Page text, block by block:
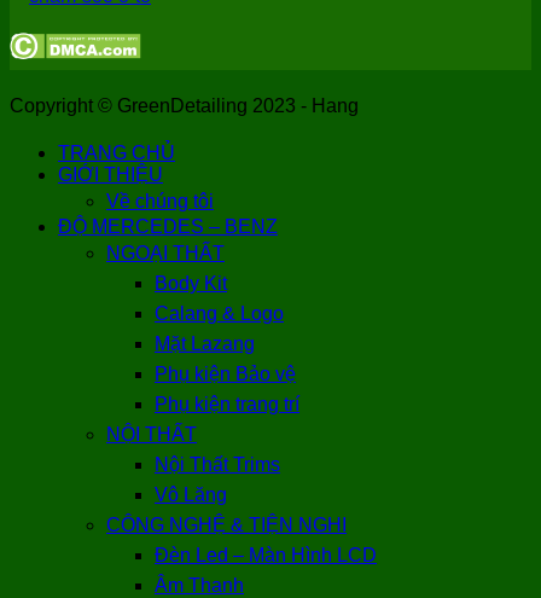
Copyright © GreenDetailing 2023 - Hang
TRANG CHỦ
GIỚI THIỆU
Về chúng tôi
ĐỘ MERCEDES – BENZ
NGOẠI THẤT
Body Kit
Calang & Logo
Mặt Lazang
Phụ kiện Bảo vệ
Phụ kiện trang trí
NỘI THẤT
Nội Thất Trims
Vô Lăng
CÔNG NGHỆ & TIỆN NGHI
Đèn Led – Màn Hình LCD
Âm Thanh